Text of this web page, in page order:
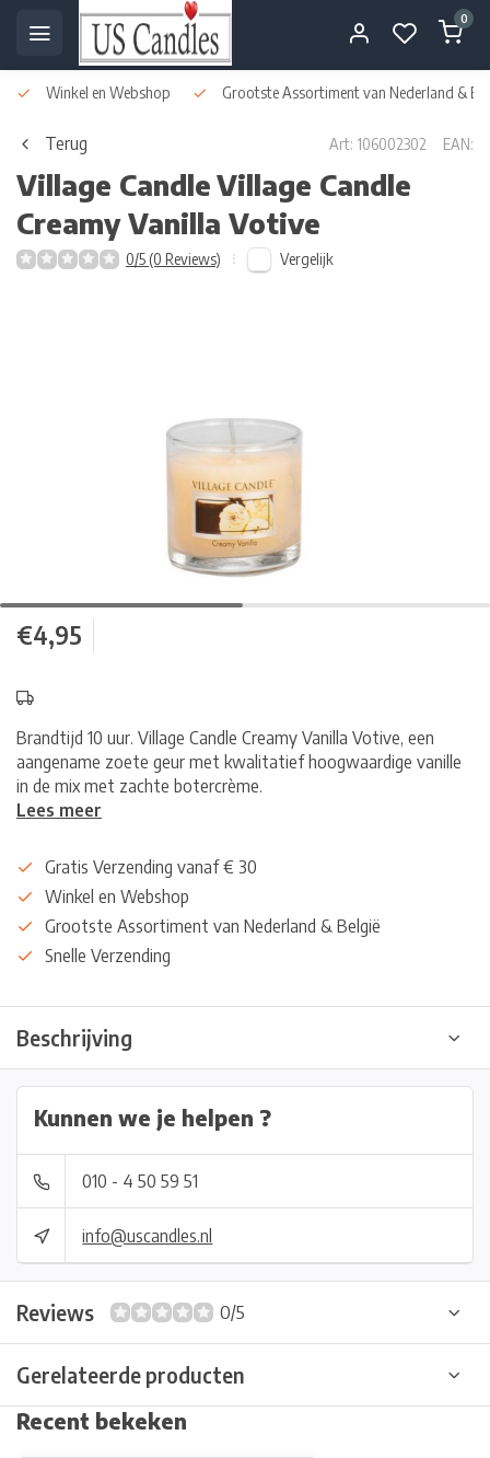
0
Winkel en Webshop Grootste Assortiment van Nederland &
Terug Art: 106002302 EAN:
Village CandleVillage Candle
Creamy Vanilla Votive
0/5 (0 Reviews) Vergelijk
€4,95
Brandtijd 10 uur. Village Candle Creamy Vanilla Votive, een
aangename zoete geur met kwalitatief hoogwaardige vanille
in de mix met zachte botercrème.
Lees meer
Gratis Verzending vanaf € 30
Winkel en Webshop
Grootste Assortiment van Nederland & België
Snelle Verzending
Beschrijving
Kunnen we je helpen ?
010 - 4 50 59 51
info@uscandles.nl
Reviews 0/5
Gerelateerde producten
Recent bekeken